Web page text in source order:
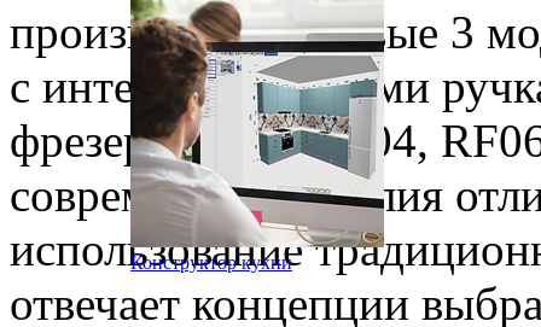
Конструктор кухни
производство первые 3
с интегрированными
фрезерования: RF04,
современные изделия
использование
отвечает концепции